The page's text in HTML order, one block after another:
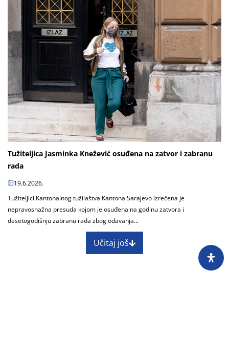
Tužiteljica Jasminka Knežević osuđena na zatvor i zabranu
rada
19.6.2026.
Tužiteljici Kantonalnog tužilaštva Kantona Sarajevo izrečena je
nepravosnažna presuda kojom je osuđena na godinu zatvora i
desetogodišnju zabranu rada zbog odavanja...
Učitaj još